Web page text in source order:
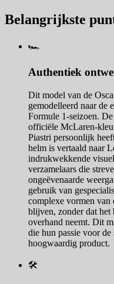
Belangrijkste
🏎️
Authentiek
Dit model van de
gemodelleerd naar de
Formule 1-seizoen.
officiële McLaren-
Piastri persoonlijk
helm is vertaald naar
indrukwekkende
verzamelaars die
ongeëvenaarde
gebruik van
complexe vormen van
blijven, zonder dat
overhand neemt. Dit
die hun passie voor
hoogwaardig product.
🛠️